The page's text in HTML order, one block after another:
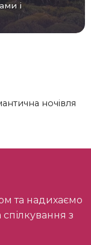
і
ночівля
з